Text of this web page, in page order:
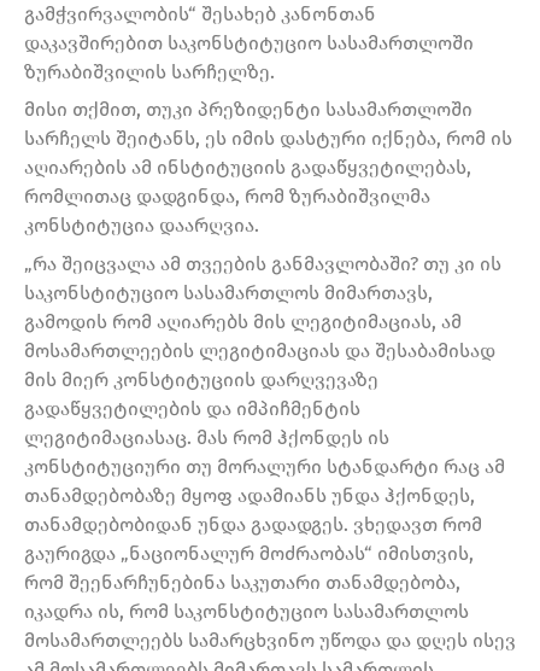
გამჭვირვალობის“ შესახებ კანონთან
დაკავშირებით საკონსტიტუციო სასამართლოში
ზურაბიშვილის სარჩელზე.
მისი თქმით, თუკი პრეზიდენტი სასამართლოში
სარჩელს შეიტანს, ეს იმის დასტური იქნება, რომ ის
აღიარების ამ ინსტიტუციის გადაწყვეტილებას,
რომლითაც დადგინდა, რომ ზურაბიშვილმა
კონსტიტუცია დაარღვია.
„რა შეიცვალა ამ თვეების განმავლობაში? თუ კი ის
საკონსტიტუციო სასამართლოს მიმართავს,
გამოდის რომ აღიარებს მის ლეგიტიმაციას, ამ
მოსამართლეების ლეგიტიმაციას და შესაბამისად
მის მიერ კონსტიტუციის დარღვევაზე
გადაწყვეტილების და იმპიჩმენტის
ლეგიტიმაციასაც. მას რომ ჰქონდეს ის
კონსტიტუციური თუ მორალური სტანდარტი რაც ამ
თანამდებობაზე მყოფ ადამიანს უნდა ჰქონდეს,
თანამდებობიდან უნდა გადადგეს. ვხედავთ რომ
გაურიგდა „ნაციონალურ მოძრაობას“ იმისთვის,
რომ შეენარჩუნებინა საკუთარი თანამდებობა,
იკადრა ის, რომ საკონსტიტუციო სასამართლოს
მოსამართლეებს სამარცხვინო უწოდა და დღეს ისევ